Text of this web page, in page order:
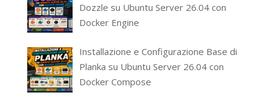
Dozzle su Ubuntu Server 26.04 con
Docker Engine
Installazione e Configurazione Base di
Planka su Ubuntu Server 26.04 con
Docker Compose